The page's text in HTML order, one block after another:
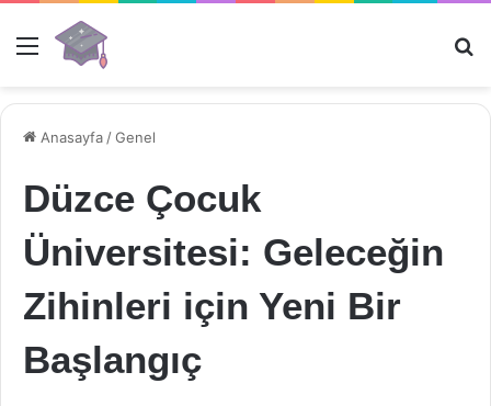
Menü
Anasayfa /Genel
Düzce Çocuk
Üniversitesi: Geleceğin
Zihinleri için Yeni Bir
Başlangıç